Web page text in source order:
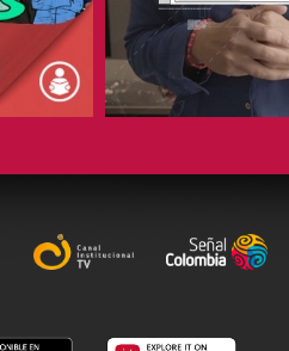
COMPARTIR